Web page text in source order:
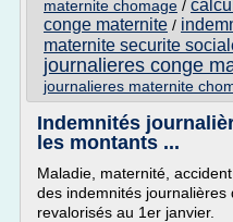
maternite chomage /
conge maternite /
maternite securite
journalieres conge
journalieres maternite
Indemnités
les montants ...
Maladie, maternité,
des indemnités
revalorisés au 1er janvier.